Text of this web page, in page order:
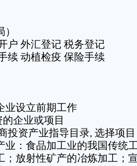
户 外汇登记 税务登记
续 动植检疫 保险手续
业设立前期工作
企业或项目
投资产业指导目录, 选择项目
业：食品加工业的我国传统
；放射性矿产的冶炼加工；